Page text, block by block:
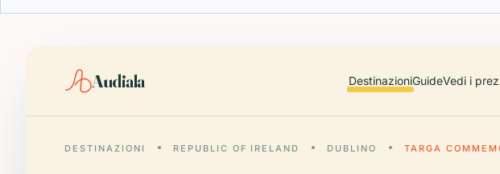
Audiala DestinazioniGuideVedi i
DESTINAZIONI REPUBLIC OF IRELAND DUBLINO TARGA